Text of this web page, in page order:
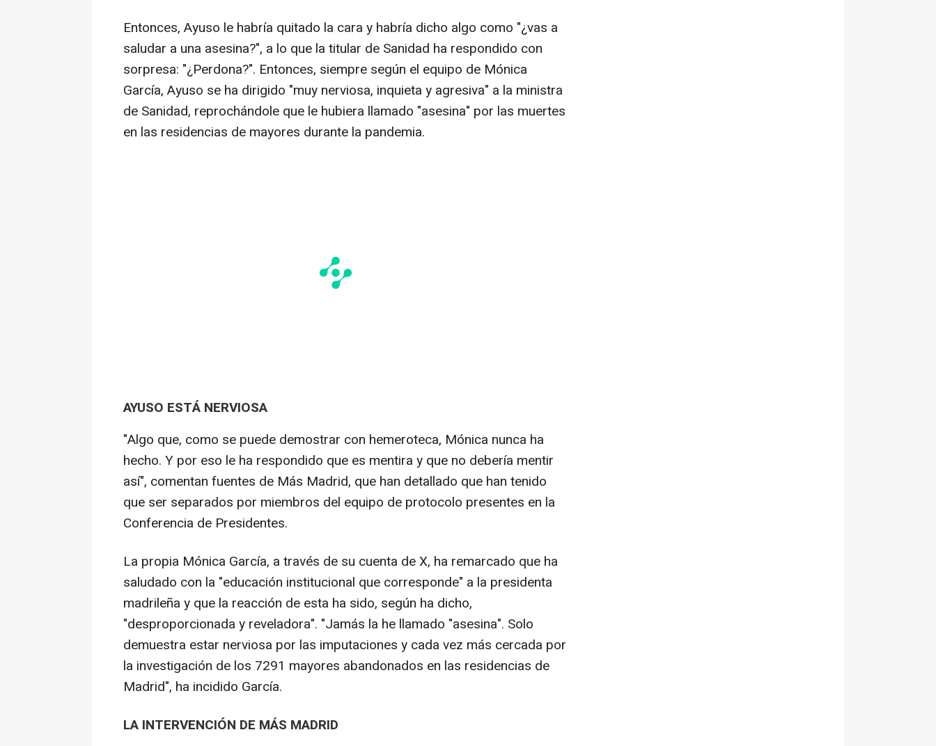
Entonces, Ayuso le habría quitado la cara y habría dicho algo como "¿vas a
saludar a una asesina?", a lo que la titular de Sanidad ha respondido con
sorpresa: "¿Perdona?". Entonces, siempre según el equipo de Mónica
García, Ayuso se ha dirigido "muy nerviosa, inquieta y agresiva" a la ministra
de Sanidad, reprochándole que le hubiera llamado "asesina" por las muertes
en las residencias de mayores durante la pandemia.
AYUSO ESTÁ NERVIOSA
"Algo que, como se puede demostrar con hemeroteca, Mónica nunca ha
hecho. Y por eso le ha respondido que es mentira y que no debería mentir
así", comentan fuentes de Más Madrid, que han detallado que han tenido
que ser separados por miembros del equipo de protocolo presentes en la
Conferencia de Presidentes.
La propia Mónica García, a través de su cuenta de X, ha remarcado que ha
saludado con la "educación institucional que corresponde" a la presidenta
madrileña y que la reacción de esta ha sido, según ha dicho,
"desproporcionada y reveladora". "Jamás la he llamado "asesina". Solo
demuestra estar nerviosa por las imputaciones y cada vez más cercada por
la investigación de los 7291 mayores abandonados en las residencias de
Madrid", ha incidido García.
LA INTERVENCIÓN DE MÁS MADRID